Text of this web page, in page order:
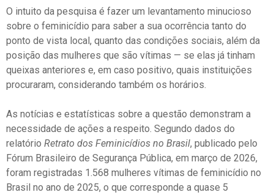
O intuito da pesquisa é fazer um levantamento minucioso
sobre o feminicídio para saber a sua ocorrência tanto do
ponto de vista local, quanto das condições sociais, além da
posição das mulheres que são vítimas — se elas já tinham
queixas anteriores e, em caso positivo, quais instituições
procuraram, considerando também os horários.
As notícias e estatísticas sobre a questão demonstram a
necessidade de ações a respeito. Segundo dados do
relatório Retrato dos Feminicídios no Brasil, publicado pelo
Fórum Brasileiro de Segurança Pública, em março de 2026,
foram registradas 1.568 mulheres vítimas de feminicídio no
Brasil no ano de 2025, o que corresponde a quase 5